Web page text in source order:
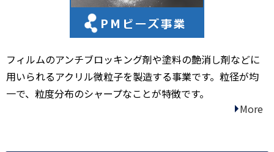
フィルムのアンチブロッキング剤や塗料の艶消し剤などに
用いられるアクリル微粒子を製造する事業です。粒径が均
一で、粒度分布のシャープなことが特徴です。
More